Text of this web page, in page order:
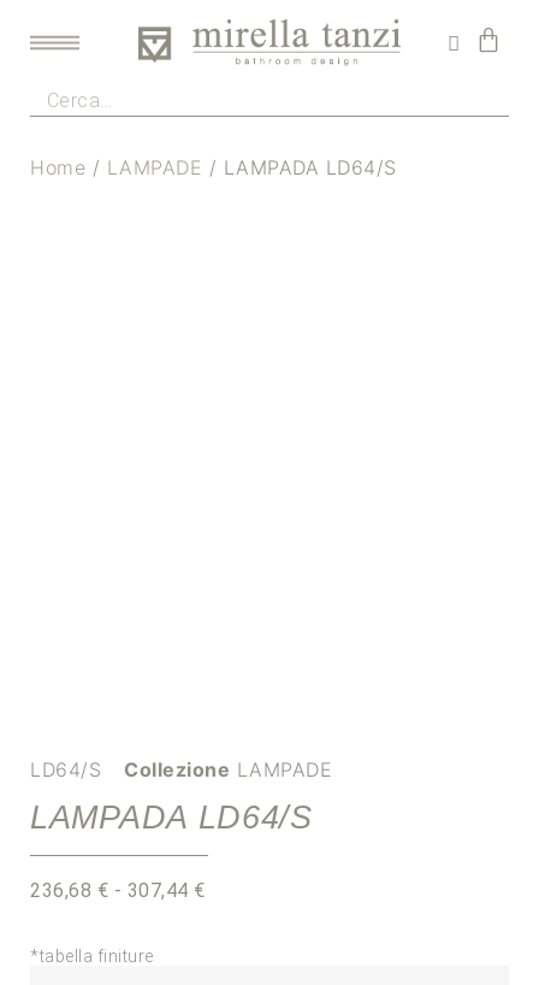
Home / LAMPADE / LAMPADA LD64/S
LD64/S Collezione LAMPADE
LAMPADA LD64/S
236,68 € - 307,44 €
*tabella finiture